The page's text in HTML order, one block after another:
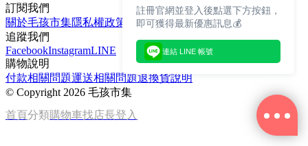
訂閱我們
關於毛孩市集隱私權政策
文章
追蹤我們
FacebookInstagramLINE
購物說明
付款相關問題運送相關問題退換貨說明
© Copyright 2026 毛孩市集
首頁分類購物車找店長登入
註冊官網並登入後點選下方按鈕，
即可獲得最新優惠訊息💰
連結 LINE 帳號